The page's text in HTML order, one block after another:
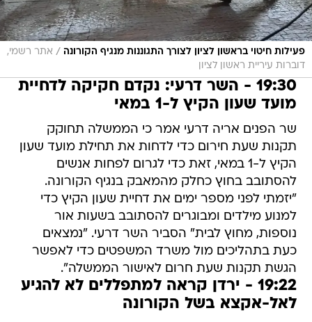
פעילות חיטוי בראשון לציון לצורך התגוננות מנגיף הקורונה / אתר רשמי,
דוברות עיריית ראשון לציון
19:30 - השר דרעי: נקדם חקיקה לדחיית
מועד שעון הקיץ ל-1 במאי
שר הפנים אריה דרעי אמר כי הממשלה תחוקק
תקנות שעת חירום כדי לדחות את תחילת מועד שעון
הקיץ ל-1 במאי, זאת כדי לגרום לפחות אנשים
להסתובב בחוץ כחלק מהמאבק בנגיף הקורונה.
"יזמתי לפני מספר ימים את דחיית שעון הקיץ כדי
למנוע מילדים ומבוגרים להסתובב בשעות אור
נוספות, מחוץ לבית" הסביר השר דרעי. "נמצאים
כעת בתהליכים מול משרד המשפטים כדי לאפשר
הגשת תקנות שעת חרום לאישור הממשלה".
19:22 - ירדן קראה למתפללים לא להגיע
לאל-אקצא בשל הקורונה